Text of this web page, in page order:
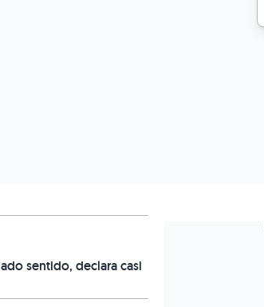
sentido, declara casi